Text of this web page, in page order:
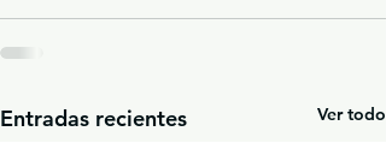
Entradas recientes Ver todo